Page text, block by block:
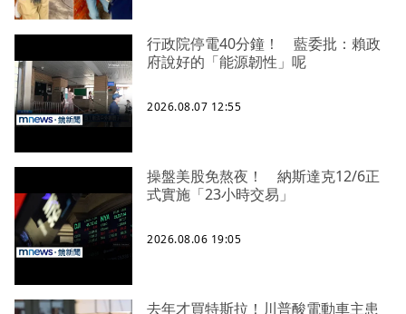
行政院停電40分鐘！ 藍委批：賴政
府說好的「能源韌性」呢
2026.08.07 12:55
操盤美股免熬夜！ 納斯達克12/6正
式實施「23小時交易」
2026.08.06 19:05
去年才買特斯拉！川普酸電動車主患